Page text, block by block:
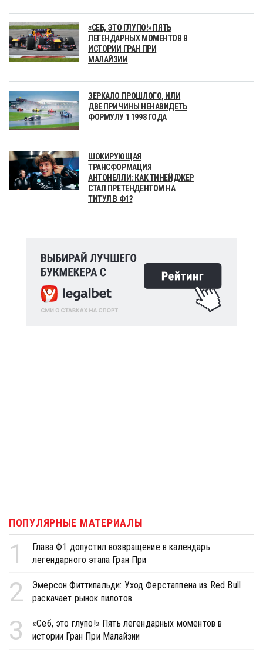
«СЕБ, ЭТО ГЛУПО!» ПЯТЬ
ЛЕГЕНДАРНЫХ МОМЕНТОВ В
ИСТОРИИ ГРАН ПРИ
МАЛАЙЗИИ
ЗЕРКАЛО ПРОШЛОГО, ИЛИ
ДВЕ ПРИЧИНЫ НЕНАВИДЕТЬ
ФОРМУЛУ 1 1998 ГОДА
ШОКИРУЮЩАЯ
ТРАНСФОРМАЦИЯ
АНТОНЕЛЛИ: КАК ТИНЕЙДЖЕР
СТАЛ ПРЕТЕНДЕНТОМ НА
ТИТУЛ В Ф1?
ПОПУЛЯРНЫЕ МАТЕРИАЛЫ
1
Глава Ф1 допустил возвращение в календарь
легендарного этапа Гран При
2
Эмерсон Фиттипальди: Уход Ферстаппена из Red Bull
раскачает рынок пилотов
3
«Себ, это глупо!» Пять легендарных моментов в
истории Гран При Малайзии